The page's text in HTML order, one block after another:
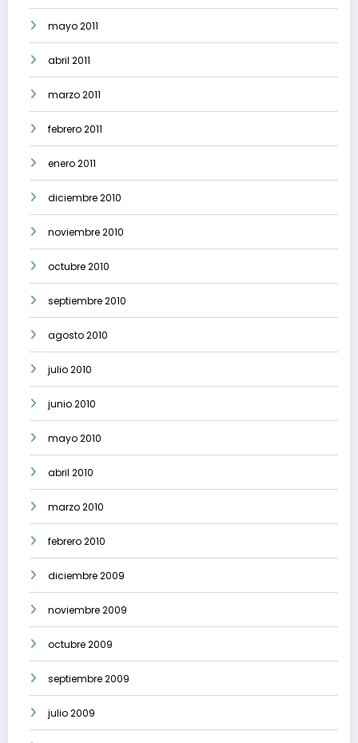
mayo 2011
abril 2011
marzo 2011
febrero 2011
enero 2011
diciembre 2010
noviembre 2010
octubre 2010
septiembre 2010
agosto 2010
julio 2010
junio 2010
mayo 2010
abril 2010
marzo 2010
febrero 2010
diciembre 2009
noviembre 2009
octubre 2009
septiembre 2009
julio 2009